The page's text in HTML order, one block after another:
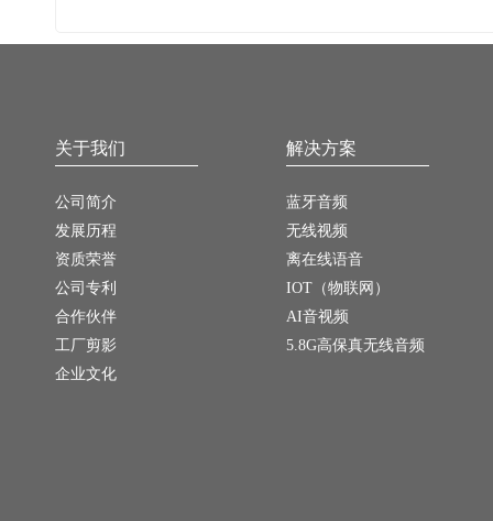
关于我们
公司简介
发展历程
资质荣誉
公司专利
合作伙伴
工厂剪影
企业文化
解决方案
蓝牙音频
无线视频
离在线语音
IOT（物联网）
AI音视频
5.8G高保真无线音频